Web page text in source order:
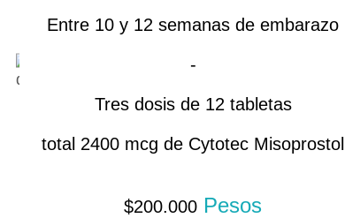
Entre 10 y 12 semanas de embarazo
-
Tres dosis de 12 tabletas
total 2400 mcg de Cytotec Misoprostol
$200.000 Pesos